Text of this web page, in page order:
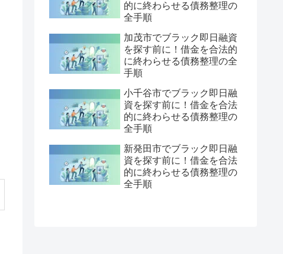
的に終わらせる債務整理の
全手順
加茂市でブラック即日融資
を探す前に！借金を合法的
に終わらせる債務整理の全
手順
小千谷市でブラック即日融
資を探す前に！借金を合法
的に終わらせる債務整理の
全手順
新発田市でブラック即日融
資を探す前に！借金を合法
的に終わらせる債務整理の
全手順